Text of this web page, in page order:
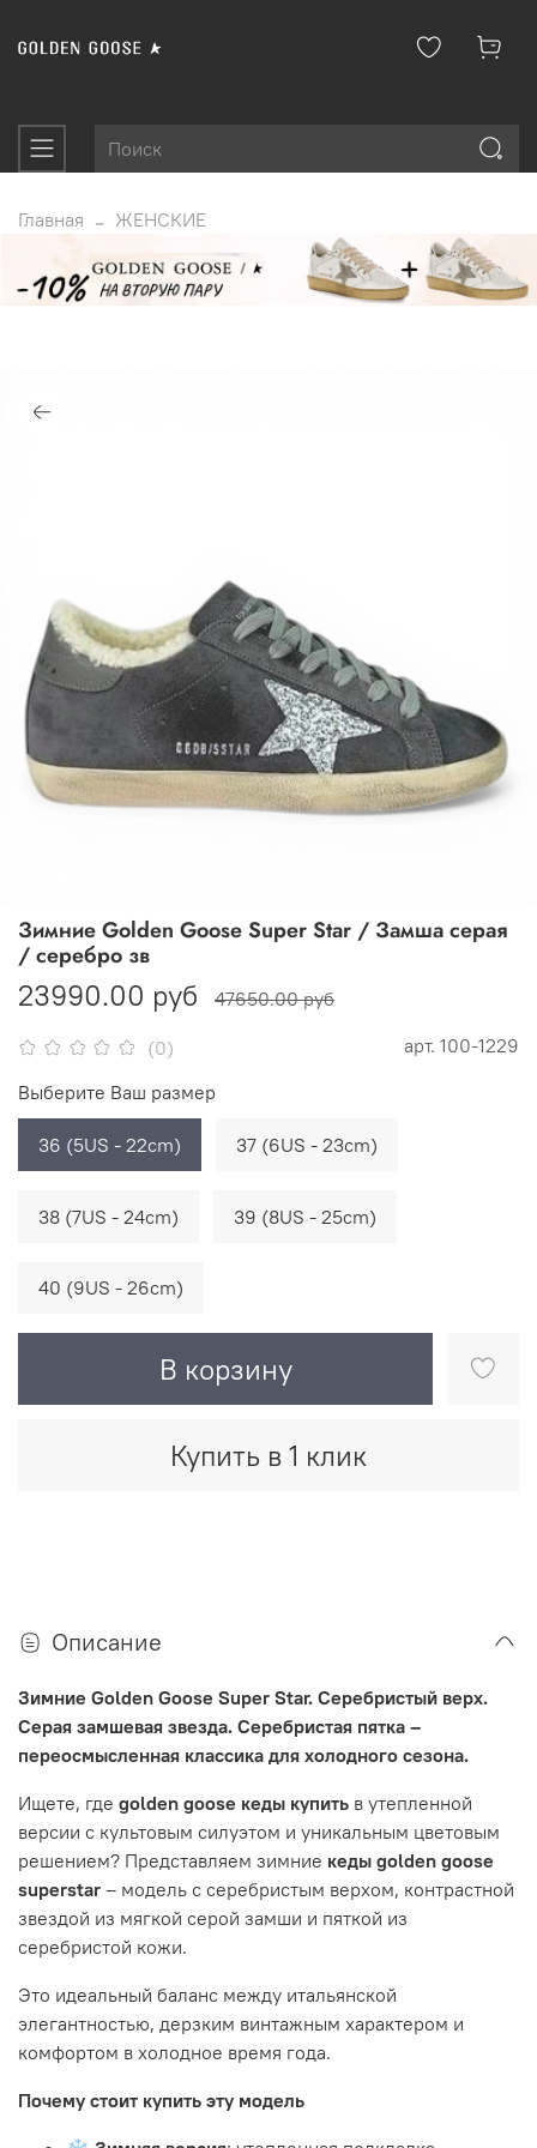
Главная ЖЕНСКИЕ
(0) арт. 100-1229
Зимние Golden Goose Super Star / Замша серая
/ серебро зв
23990.00 руб 47650.00 руб
В корзину
Купить в 1 клик
Выберите Ваш размер
36 (5US - 22cm) 37 (6US - 23cm)
38 (7US - 24cm) 39 (8US - 25cm)
40 (9US - 26cm)
Описание
Зимние Golden Goose Super Star. Серебристый верх.
Серая замшевая звезда. Серебристая пятка –
переосмысленная классика для холодного сезона.
Ищете, где golden goose кеды купить в утепленной
версии с культовым силуэтом и уникальным цветовым
решением? Представляем зимние кеды golden goose
superstar – модель с серебристым верхом, контрастной
звездой из мягкой серой замши и пяткой из
серебристой кожи.
Это идеальный баланс между итальянской
элегантностью, дерзким винтажным характером и
комфортом в холодное время года.
Почему стоит купить эту модель